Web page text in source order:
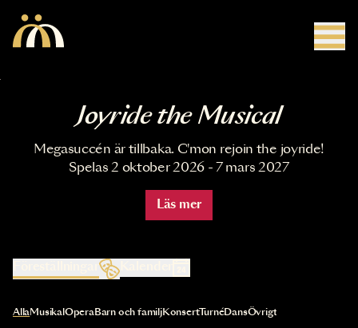
Joyride the Musical
Megasuccén är tillbaka. C'mon rejoin the joyride!
Spelas 2 oktober 2026 - 7 mars 2027
Läs mer
Kalender
Val av kategori uppdaterar innehållet automatiskt
AllaMusikal OperaBarn och familjKonsertTurnéDansÖvrigt